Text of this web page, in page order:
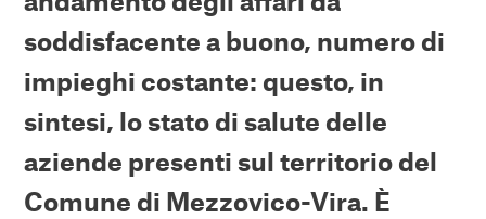
soddisfacente a buono, numero di
impieghi costante: questo, in
sintesi, lo stato di salute delle
aziende presenti sul territorio del
Comune di Mezzovico-Vira. È